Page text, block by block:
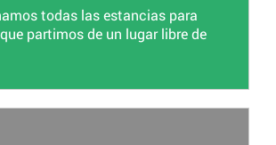
todas las estancias para
partimos de un lugar libre de